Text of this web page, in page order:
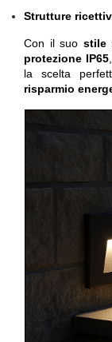
Strutture
Con il suo stile
protezione IP65
la scelta
risparmio